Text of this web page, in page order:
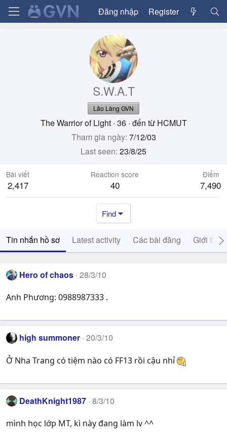
Đăng nhập Register
S.W.A.T
Lão Làng GVN
The Warrior of Light · 36 · đến từ HCMUT
Tham gia ngày 7/12/03
Last seen 23/8/25
Bài viết
2,417
Reaction score
40
Điểm
7,490
Find
Tin nhắn hồ sơ Latest activity Các bài đăng Giới thiệu
Hero of chaos 28/3/10
Anh Phương: 0988987333 .
high summoner 20/3/10
Ở Nha Trang có tiệm nào có FF13 rồi cậu nhỉ
DeathKnight1987 8/3/10
mình học lớp MT, kì này đang làm lv ^^